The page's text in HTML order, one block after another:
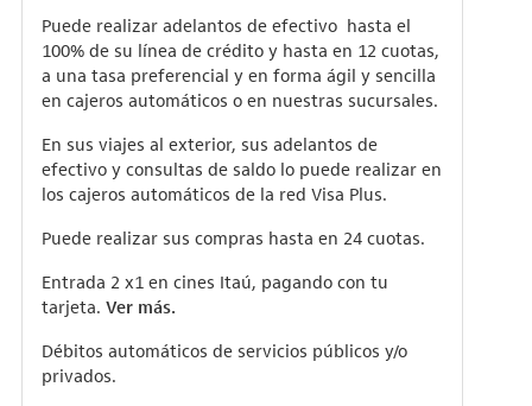
Puede realizar adelantos de efectivo hasta el
100% de su línea de crédito y hasta en 12 cuotas,
a una tasa preferencial y en forma ágil y sencilla
en cajeros automáticos o en nuestras sucursales.
En sus viajes al exterior, sus adelantos de
efectivo y consultas de saldo lo puede realizar en
los cajeros automáticos de la red Visa Plus.
Puede realizar sus compras hasta en 24 cuotas.
Entrada 2 x1 en cines Itaú, pagando con tu
tarjeta. Ver más.
Débitos automáticos de servicios públicos y/o
privados.